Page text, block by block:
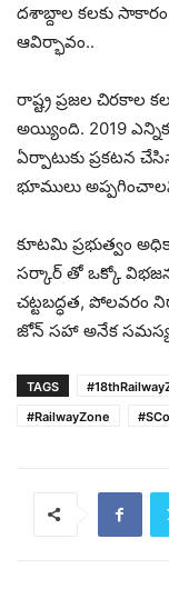
దశాబ్దాల కలకు
ఆవిర్భావం..
రాష్ట్ర ప్రజల చిరకాల
అయ్యింది. 2019
ఏర్పాటుకు ప్రకటన
భూములు అప్పగించాలని
కూటమి ప్రభుత్వం
సర్కార్ తో ఒక్కో
చట్టబద్ధత, పోలవరం
జోన్ సహా అనేక
TAGS
#RailwayZone